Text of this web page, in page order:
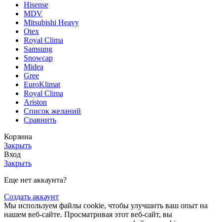
Hisense
MDV
Mitsubishi Heavy
Otex
Royal Clima
Samsung
Snowcap
Midea
Gree
EuroKlimat
Royal Clima
Ariston
Список желаний
Сравнить
Корзина
Закрыть
Вход
Закрыть
Еще нет аккаунта?
Создать аккаунт
Мы используем файлы cookie, чтобы улучшить ваш опыт на
нашем веб-сайте. Просматривая этот веб-сайт, вы